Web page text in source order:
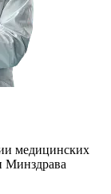
медицинских
Минздрава